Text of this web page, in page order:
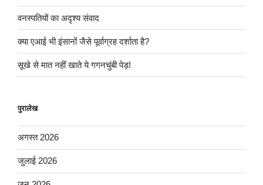
वनस्पतियों का अदृश्य संवाद
क्या एआई भी इंसानों जैसे पूर्वाग्रह दर्शाता है?
सूखे से मात नहीं खाते ये गगनचुंबी पेड़!
पुरालेख
अगस्त 2026
जुलाई 2026